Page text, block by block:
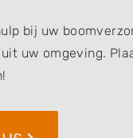
bij uw
uw omgeving.